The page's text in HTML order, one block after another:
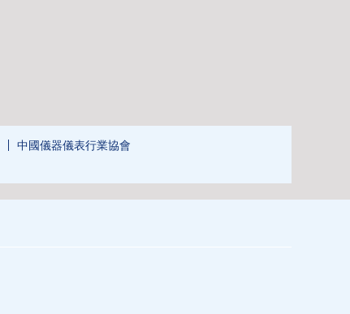
中國儀器儀表行業協會